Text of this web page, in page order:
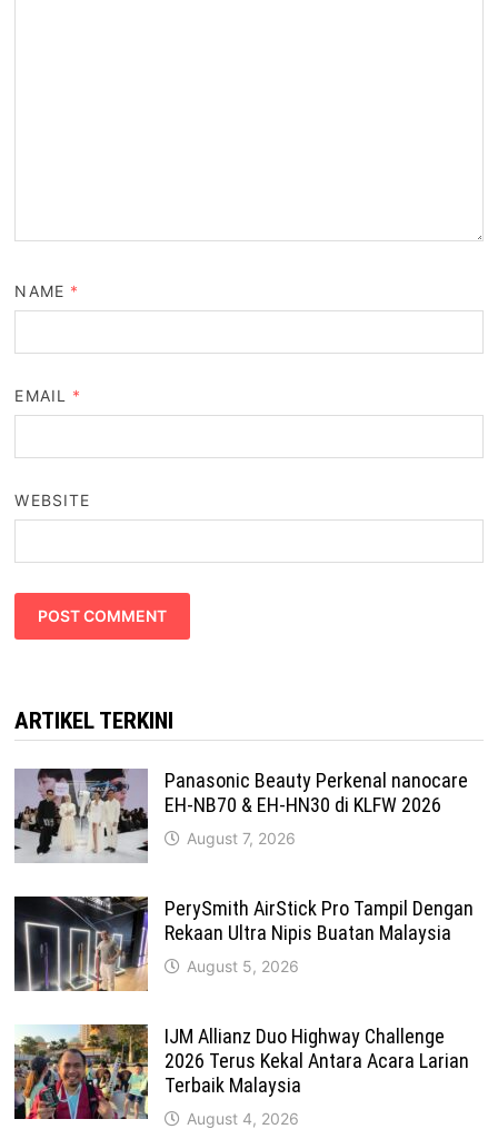
NAME *
EMAIL *
WEBSITE
ARTIKEL TERKINI
Panasonic Beauty Perkenal nanocare
EH-NB70 & EH-HN30 di KLFW 2026
August 7, 2026
PerySmith AirStick Pro Tampil Dengan
Rekaan Ultra Nipis Buatan Malaysia
August 5, 2026
IJM Allianz Duo Highway Challenge
2026 Terus Kekal Antara Acara Larian
Terbaik Malaysia
August 4, 2026